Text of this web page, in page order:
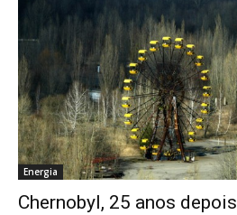
Energia
Chernobyl, 25 anos depois